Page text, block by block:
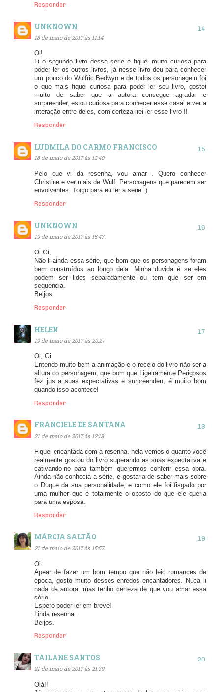
Responder
UNKNOWN
18 de maio de 2017 às 11:14
Oi!
Li o segundo livro dessa serie e fiquei muito curiosa para
poder ler os outros livros, já nesse livro deu para conhecer
um pouco do Wulfric Bedwyn e de todos os personagem foi
o que mais fiquei curiosa para poder ler seu livro, gostei
muito de saber que a autora consegue agradar e
surpreender, estou curiosa para conhecer esse casal e ver a
interação entre deles, com certeza irei ler esse livro !!
Responder
LUDMILA DO CARMO FRANCISCO
18 de maio de 2017 às 12:40
Pelo que vi da resenha, vou amar . Quero conhecer
Christine e ver mais de Wulf. Personagens que parecem ser
envolventes. Torço para eu ler a serie :)
Responder
UNKNOWN
19 de maio de 2017 às 15:47
Oi Gi,
Não li ainda essa série, que bom que os personagens foram
bem construídos ao longo dela. Minha duvida é se eles
podem ser lidos separadamente ou tem que ser em
sequencia.
Beijos
Responder
HELEN
19 de maio de 2017 às 20:27
Oi, Gi
Entendo muito bem a animação e o receio do livro não ser a
altura do personagem, que bom que Ligeiramente Perigosos
fez jus a suas expectativas e surpreendeu, é muito bom
quando isso acontece!
Responder
FRANCIELE DE SANTANA
21 de maio de 2017 às 12:18
Fiquei encantada com a resenha, nela vemos o quanto você
realmente gostou do livro superando as suas expectativa e
cativando-no para também querermos conferir essa obra.
Ainda não conhecia a série, e gostaria de saber mais sobre
o Duque da sua personalidade, e como ele foi fisgado por
uma mulher que é totalmente o oposto do que ele queria
para uma esposa.
Responder
MÁRCIA SALTÃO
21 de maio de 2017 às 15:57
Oi.
Apear de fazer um bom tempo que não leio romances de
época, gosto muito desses enredos encantadores. Nuca li
nada da autora, mas tenho certeza de que vou amar essa
série.
Espero poder ler em breve!
Linda resenha.
Beijos.
Responder
TAILANE SANTOS
21 de maio de 2017 às 21:39
Olá!!